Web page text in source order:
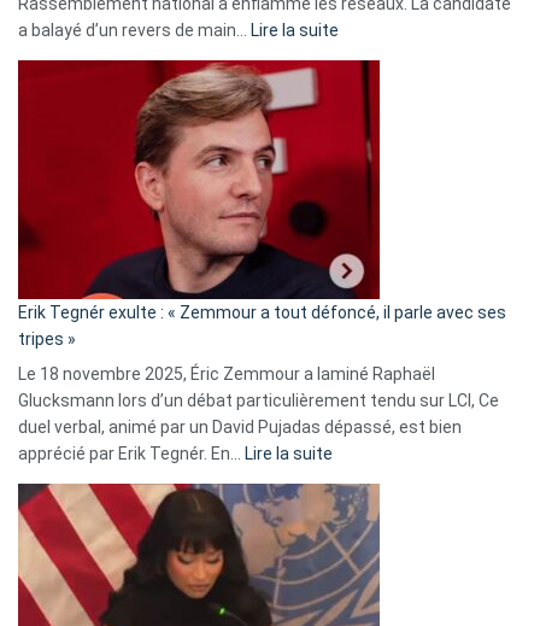
a balayé d’un revers de main…
Lire la suite
d’alliance
secrète
«
C’est
fake
news
»
Erik Tegnér exulte : « Zemmour a tout défoncé, il parle avec ses
tripes »
Le 18 novembre 2025, Éric Zemmour a laminé Raphaël
Glucksmann lors d’un débat particulièrement tendu sur LCI, Ce
duel verbal, animé par un David Pujadas dépassé, est bien
apprécié par Erik Tegnér. En…
Lire la suite
Tegnér
exulte
« Zemmour
a